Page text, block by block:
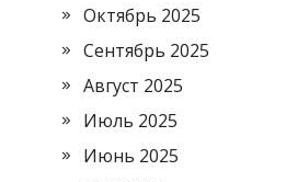
Октябрь 2025
Сентябрь 2025
Август 2025
Июль 2025
Июнь 2025